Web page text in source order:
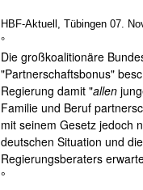
HBF-Aktuell, Tübingen 07.
°
Die großkoalitionäre
"Partnerschaftsbonus"
Regierung damit "allen
Familie und Beruf
mit seinem Gesetz jedoch
deutschen Situation und
Regierungsberaters
°